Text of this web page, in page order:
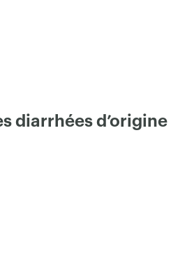
diarrhées d’origine